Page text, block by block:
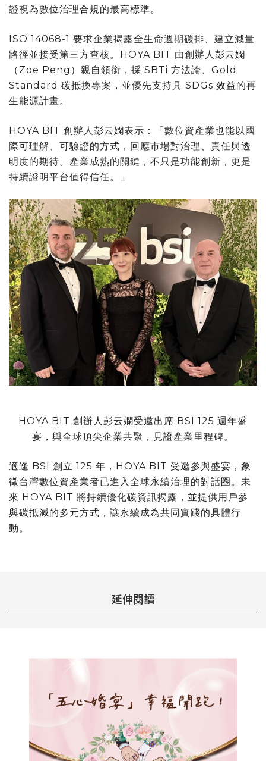
證視為數位治理合規的最高標準。
ISO 14068-1 要求企業揭露全生命週期碳排、建立減量
路徑並接受第三方查核。HOYA BIT 由創辦人彭云嫻
（Zoe Peng）親自領銜，採 SBTi 方法論、Gold
Standard 碳抵換專案，並優先支持具 SDGs 效益的再
生能源計畫。
HOYA BIT 創辦人彭云嫻表示：「數位資產業也能以國
際可理解、可驗證的方式，回應市場對治理、責任與透
明度的期待。產業成熟的關鍵，不只是功能創新，更是
持續證明平台值得信任。」
HOYA BIT 創辦人彭云嫻受邀出席 BSI 125 週年盛
宴，與全球頂尖企業共聚，見證產業里程碑。
適逢 BSI 創立 125 年，HOYA BIT 受邀參與盛宴，象
徵台灣數位資產業者已進入全球永續治理的對話圈。未
來 HOYA BIT 將持續優化碳資訊揭露，並提供用戶參
與碳抵減的多元方式，讓永續成為共同實踐的具體行
動。
延伸閱讀